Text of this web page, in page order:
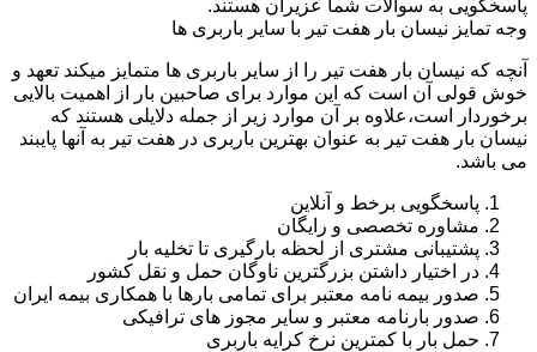
پاسخگویی به سوالات شما عزیران هستند.
وجه تمایز نیسان بار هفت تیر با سایر باربری ها
آنچه که نیسان بار هفت تیر را از سایر باربری ها متمایز میکند تعهد و
خوش قولی آن است که این موارد برای صاحبین بار از اهمیت بالایی
برخوردار است،علاوه بر آن موارد زیر از جمله دلایلی هستند که
نیسان بار هفت تیر به عنوان بهترین باربری در هفت تیر به آنها پایبند
می باشد.
پاسخگویی برخط و آنلاین
مشاوره تخصصی و رایگان
پشتیبانی مشتری از لحظه بارگیری تا تخلیه بار
در اختیار داشتن بزرگترین ناوگان حمل و نقل کشور
صدور بیمه نامه معتبر برای تمامی بارها با همکاری بیمه ایران
صدور بارنامه معتبر و سایر مجوز های ترافیکی
حمل بار با کمترین نرخ کرایه باربری